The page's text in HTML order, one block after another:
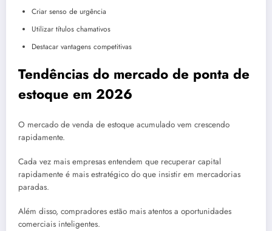
Criar senso de urgência
Utilizar títulos chamativos
Destacar vantagens competitivas
Tendências do mercado de ponta de
estoque em 2026
O mercado de venda de estoque acumulado vem crescendo
rapidamente.
Cada vez mais empresas entendem que recuperar capital
rapidamente é mais estratégico do que insistir em mercadorias
paradas.
Além disso, compradores estão mais atentos a oportunidades
comerciais inteligentes.